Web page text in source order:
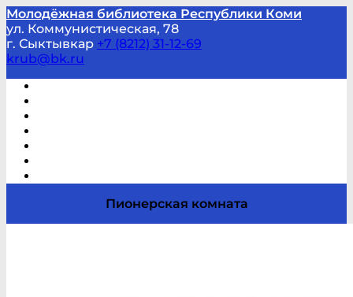
Молодёжная библиотека Республики Коми
ул. Коммунистическая, 78
г. Сыктывкар +7 (8212) 31-12-69
krub@bk.ru
Пионерская комната